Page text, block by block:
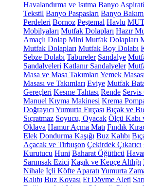
Havalandırma ve Isıtma Banyo
Tekstil Banyo Paspasları Banyo
Perdeleri Bornoz Peştemal Havlu
Mobilyaları Mutfak Dolapları Hazır
Amaçlı Dolap Mini Mutfak Dolapları
Mutfak Dolapları Mutfak Boy Dolabı
Sebze Dolabı Tabureler Sandalye
Sandalyeleri Katlanır Sandalyeler
Masa ve Masa Takımları Yemek
Masası ve Takımları Eviye Mutfak
Gereçleri Kesme Tahtası Rende Servis
Manuel Kıyma Makinesi Krema
Doğrayıcı Yumurta Fırçası Bıçak ve
Sıçratmaz Soyucu, Oyacak Ölçü Kabı
Oklava Hamur Açma Matı Fındık
Elek Dondurma Kaşığı Buz Kalıbı
Açacak ve Tirbuşon Çekirdek Çıkarıcı
Kurutucu Huni Baharat Öğütücü
Sarımsak Ezici Kaşık ve Kepçe Altlığı
Nihale İçli Köfte Aparatı Yumurta
Kalıbı Buz Kovası Et Dövme Aleti